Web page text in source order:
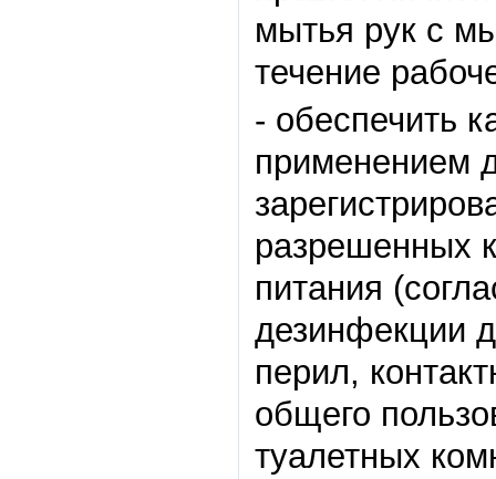
мытья рук с
течение
- обеспечить
применением
разрешенных
питания
дезинфекции
перил,
общего
туалетных